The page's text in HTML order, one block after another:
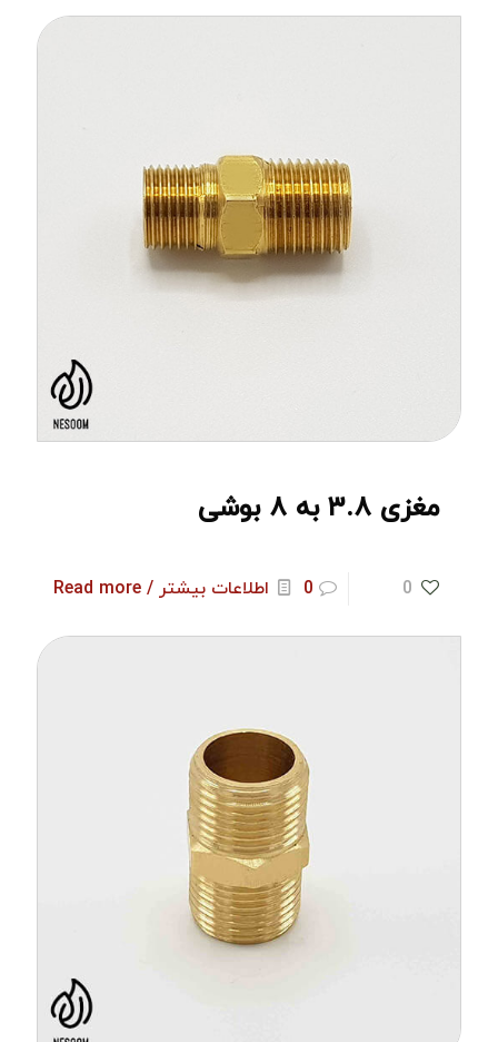
مغزی ۳.۸ به ۸ بوشی
0
0 اطلاعات بیشتر / Read more